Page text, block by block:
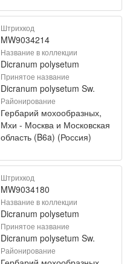
Штрихкод
MW9034214
Название в коллекции
Dicranum polysetum
Принятое название
Dicranum polysetum Sw.
Районирование
Гербарий мохообразных,
Мхи - Москва и Московская
область (B6a) (Россия)
Штрихкод
MW9034180
Название в коллекции
Dicranum polysetum
Принятое название
Dicranum polysetum Sw.
Районирование